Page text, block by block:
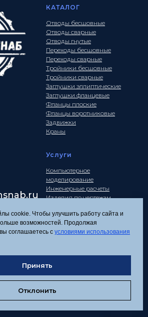
КАТАЛОГ
Отводы бесшовные
Отводы сварные
Отводы гнутые
Переходы бесшовные
Переходы сварные
Тройники бесшовные
Тройники сварные
Заглушки эллиптические
Заглушки фланцевые
Фланцы плоские
Фланцы воротниковые
Задвижки
Краны
Услуги
Компьютерное
моделирование
Инженерные расчеты
Изделия по чертежам
Политика
Согласие на обработку
персональных данных
Соглашение об
cookie. Чтобы улучшить работу сайта и
возможностей. Продолжая
соглашаетесь с условиями использования
Принять
Отклонить